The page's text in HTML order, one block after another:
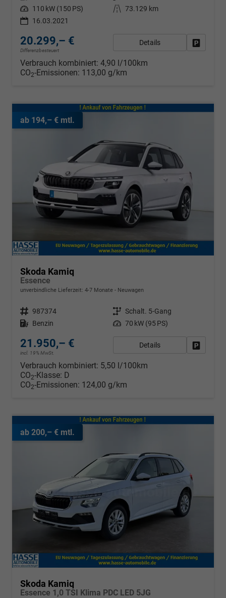
Leistung 110 kW (150 PS) Kilometerstand 73.129 km
16.03.2021
20.299,– €
Differenzbesteuert
Details
Verbrauch kombiniert: 4,90 l/100km
CO2-Emissionen: 113,00 g/km
ab 194,– € mtl.
Skoda Kamiq
Essence
unverbindliche Lieferzeit: 4-7 Monate Neuwagen
Fahrzeugnr. 987374 Getriebe Schalt. 5-Gang
Kraftstoff Benzin Leistung 70 kW (95 PS)
21.950,– €
incl. 19% MwSt.
Details
Verbrauch kombiniert: 5,50 l/100km
CO2-Klasse: D
CO2-Emissionen: 124,00 g/km
ab 200,– € mtl.
Skoda Kamiq
Essence 1,0 TSI Klima PDC LED 5JG